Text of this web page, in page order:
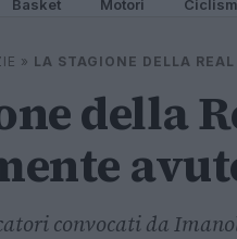
Basket Motori
» LA STAGIONE DELLA
della
convocati da